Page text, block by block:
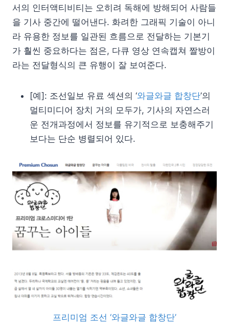
서의 인터액티비티는 오히려 독해에 방해되어 사람들
을 기사 중간에 떨어낸다. 화려한 그래픽 기술이 아니
라 유용한 정보를 일관된 흐름으로 전달하는 기본기
가 훨씬 중요하다는 점은, 다큐 영상 연속캡쳐 짤방이
라는 전달형식의 큰 유행이 잘 보여준다.
[예]: 조선일보 유료 섹션의 ‘와글와글 합창단’의
멀티미디어 장치 거의 모두가, 기사의 자연스러
운 전개과정에서 정보를 유기적으로 보충해주기
보다는 단순 병렬되어 있다.
프리미엄 조선 ‘와글와글 합창단’